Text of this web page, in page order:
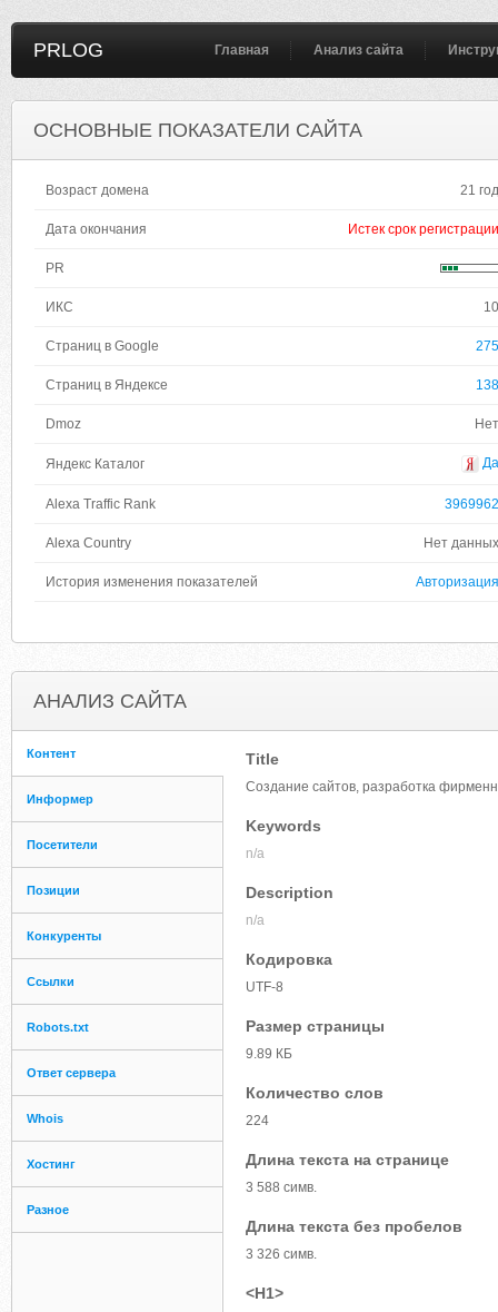
PRLOG Главная Анализ сайта
ОСНОВНЫЕ ПОКАЗАТЕЛИ САЙТА
Возраст домена 21 год
Дата окончания Истек срок регистрации
PR
ИКС 10
Страниц в Google 275
Страниц в Яндексе 138
Dmoz Нет
Яндекс Каталог Да
Alexa Traffic Rank 3969962
Alexa Country Нет данных
История изменения показателей Авторизация
АНАЛИЗ САЙТА
Контент
Информер
Посетители
Позиции
Конкуренты
Ссылки
Robots.txt
Ответ сервера
Whois
Хостинг
Разное
Title
Создание сайтов, разработка
Keywords
n/a
Description
n/a
Кодировка
UTF-8
Размер страницы
9.89 КБ
Количество слов
224
Длина текста на странице
3 588 симв.
Длина текста без пробелов
3 326 симв.
<H1>